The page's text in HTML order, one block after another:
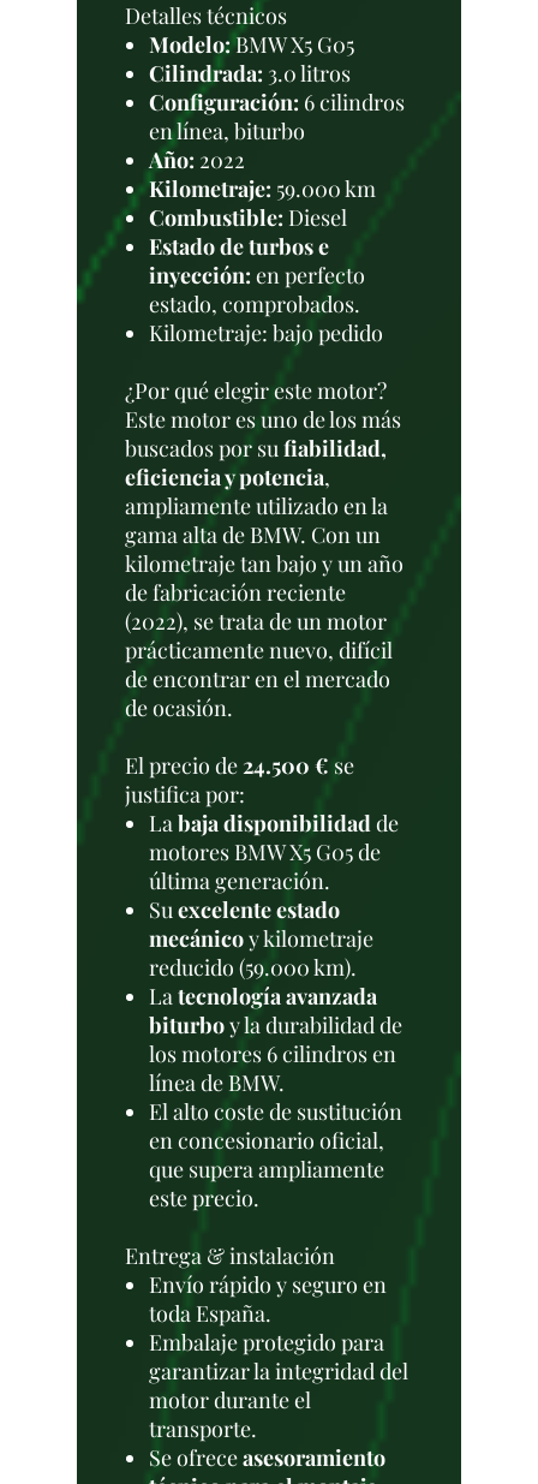
Detalles técnicos
Modelo:BMW X5 G05
Cilindrada: 3.0 litros
Configuración: 6 cilindros
en línea, biturbo
Año: 2022
Kilometraje: 59.000 km
Combustible: Diesel
Estado de turbos e
inyección: en perfecto
estado, comprobados.
Kilometraje: bajo pedido
¿Por qué elegir este motor?
Este motor es uno de los más
buscados por sufiabilidad,
eficiencia y potencia,
ampliamente utilizado en la
gama alta de BMW. Con un
kilometraje tan bajo y un año
de fabricación reciente
(2022), se trata de un motor
prácticamente nuevo, difícil
de encontrar en el mercado
de ocasión.
El precio de24.500 € se
justifica por:
Labaja disponibilidadde
motores BMW X5 G05 de
última generación.
Suexcelente estado
mecánicoy kilometraje
reducido (59.000 km).
Latecnología avanzada
biturboy la durabilidad de
los motores 6 cilindros en
línea de BMW.
El alto coste de sustitución
en concesionario oficial,
que supera ampliamente
este precio.
Entrega & instalación
Envío rápido y seguro en
toda España.
Embalaje protegido para
garantizar la integridad del
motor durante el
transporte.
Se ofreceasesoramiento